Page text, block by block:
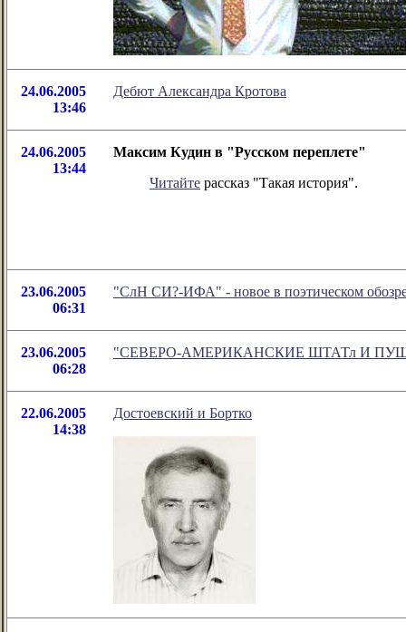
24.06.2005
13:46
Дебют Александра Кротова
24.06.2005
13:44
Максим Кудин в "Русском переплете"
Читайте рассказ "Такая история".
23.06.2005
06:31
"СлН СИ?-ИФА" - новое в поэтическом
23.06.2005
06:28
"СЕВЕРО-АМЕРИКАНСКИЕ ШТАТл И ПУШКИН"
22.06.2005
14:38
Достоевский и Бортко